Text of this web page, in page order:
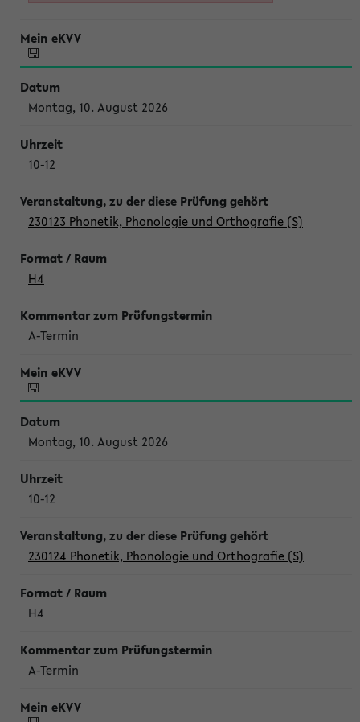
Montag, 10. August 2026
10-12
230123 Phonetik, Phonologie und Orthografie (S)
H4
A-Termin
Montag, 10. August 2026
10-12
230124 Phonetik, Phonologie und Orthografie (S)
H4
A-Termin